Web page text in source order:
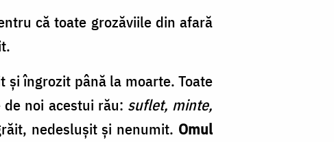
că toate grozăviile din afară
și îngrozit până la moarte. Toate
noi acestui rău: suflet, minte,
nedeslușit și nenumit. Omul